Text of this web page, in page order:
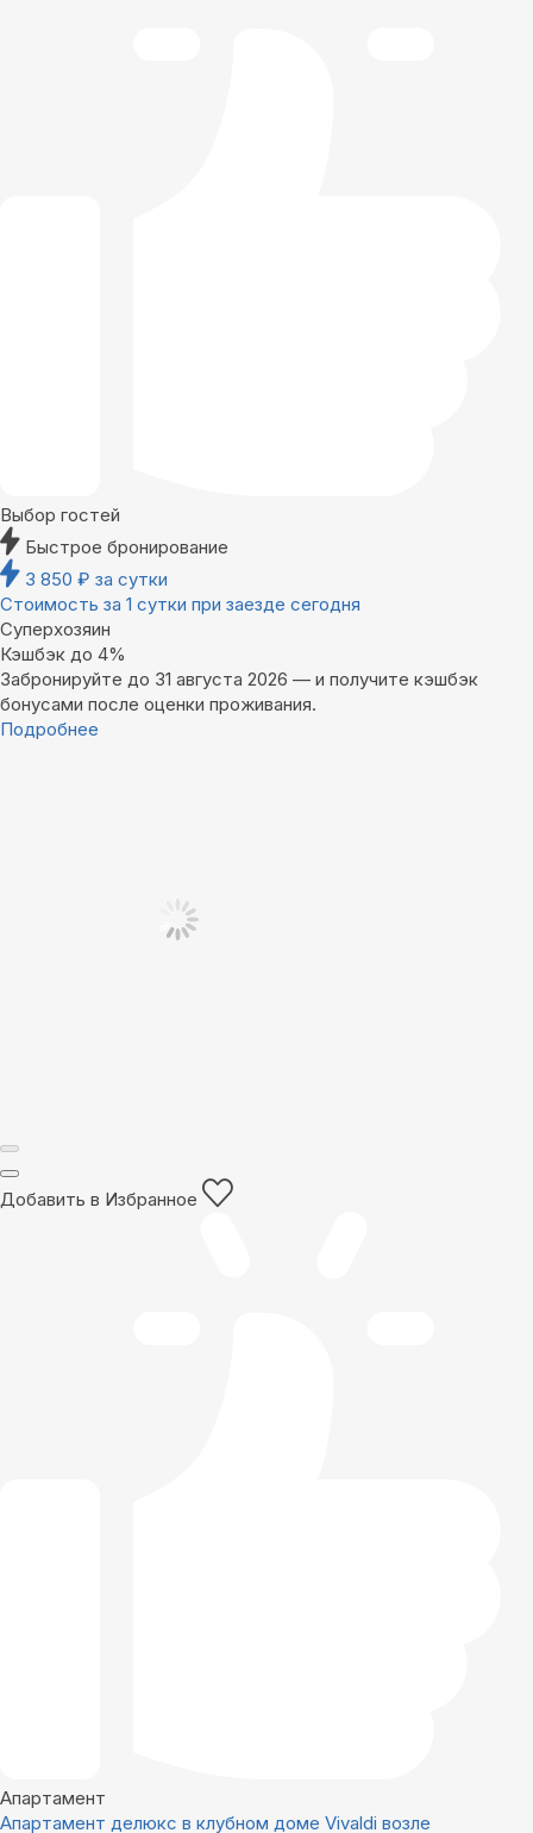
Выбор гостей
Быстрое бронирование
3 850 ₽ за сутки
Стоимость за 1 сутки при заезде сегодня
Суперхозяин
Кэшбэк до 4%
Забронируйте до 31 августа 2026 — и получите кэшбэк
бонусами после оценки проживания.
Подробнее
Добавить в Избранное
Апартамент
Апартамент делюкс в клубном доме Vivaldi возле